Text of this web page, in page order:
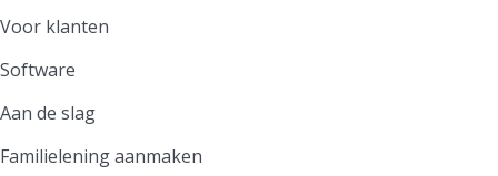
Voor klanten
Software
Aan de slag
Familielening aanmaken